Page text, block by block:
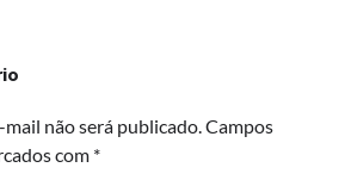
não será publicado.Campos
com *